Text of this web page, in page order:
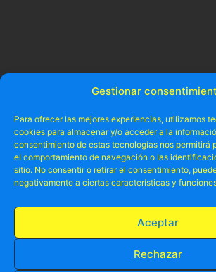
Gestionar
Para ofrecer las mejores experiencias, utilizamos
cookies para almacenar y/o acceder a la
consentimiento de estas tecnologías nos permitirá
el comportamiento de navegación o las
sitio. No consentir o retirar el consentimiento,
negativamente a ciertas características y
Aceptar
Rechazar